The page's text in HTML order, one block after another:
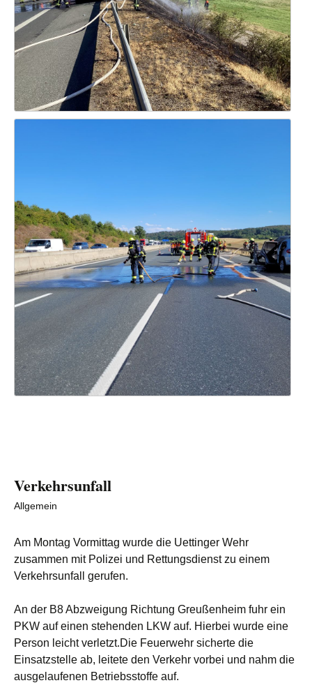
Verkehrsunfall
Allgemein
Am Montag Vormittag wurde die Uettinger Wehr
zusammen mit Polizei und Rettungsdienst zu einem
Verkehrsunfall gerufen.
An der B8 Abzweigung Richtung Greußenheim fuhr ein
PKW auf einen stehenden LKW auf. Hierbei wurde eine
Person leicht verletzt.Die Feuerwehr sicherte die
Einsatzstelle ab, leitete den Verkehr vorbei und nahm die
ausgelaufenen Betriebsstoffe auf.